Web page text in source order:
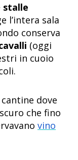
stalle
l’intera sala
conserva
(oggi
in cuoio
dove
che fino
vino